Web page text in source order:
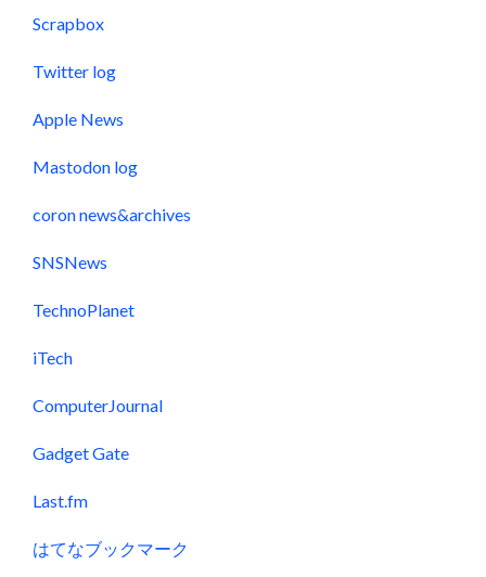
Scrapbox
Twitter log
Apple News
Mastodon log
coron news&archives
SNSNews
TechnoPlanet
iTech
ComputerJournal
Gadget Gate
Last.fm
はてなブックマーク